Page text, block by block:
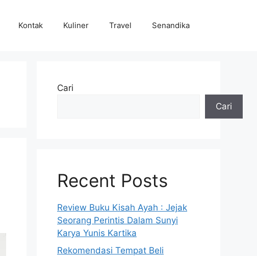
Kontak Kuliner Travel Senandika
Cari
Cari
Recent Posts
Review Buku Kisah Ayah : Jejak
Seorang Perintis Dalam Sunyi
Karya Yunis Kartika
Rekomendasi Tempat Beli